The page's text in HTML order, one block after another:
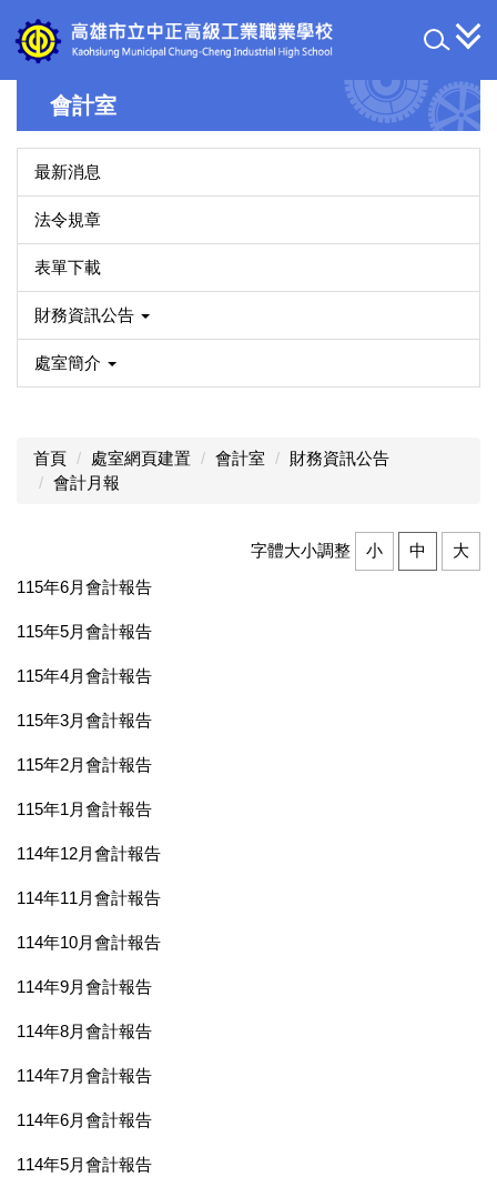
到
主
會計室
最新消息
法令規章
表單下載
財務資訊公告
處室簡介
首頁 處室網頁建置 會計室
財務資訊公告
會計月報
字體大小調整 小 中
大
115年6月會計報告
115年5月會計報告
115年4月會計報告
115年3月會計報告
115年2月會計報告
115年1月會計報告
114年12月會計報告
114年11月會計報告
114年10月會計報告
114年9月會計報告
114年8月會計報告
114年7月會計報告
114年6月會計報告
114年5月會計報告